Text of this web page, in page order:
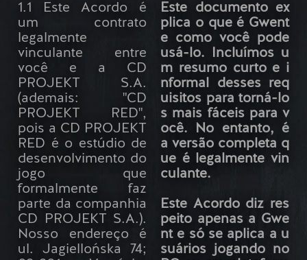
1.1 Este Acordo é
um contrato
legalmente
vinculante entre
você e a CD
PROJEKT S.A.
(ademais: "CD
PROJEKT RED",
pois a CD PROJEKT
RED é o estúdio de
desenvolvimento do
jogo que
formalmente faz
parte da companhia
CD PROJEKT S.A.).
Nosso endereço é
ul. Jagiellońska 74;
Este documento ex
plica o que é Gwent
e como você pode
usá-lo. Incluímos u
m resumo curto e i
nformal desses req
uisitos para torná-lo
s mais fáceis para v
ocê. No entanto, é
a versão completa q
ue é legalmente vin
culante.
Este Acordo diz res
peito apenas a Gwe
nt e só se aplica a u
suários jogando no